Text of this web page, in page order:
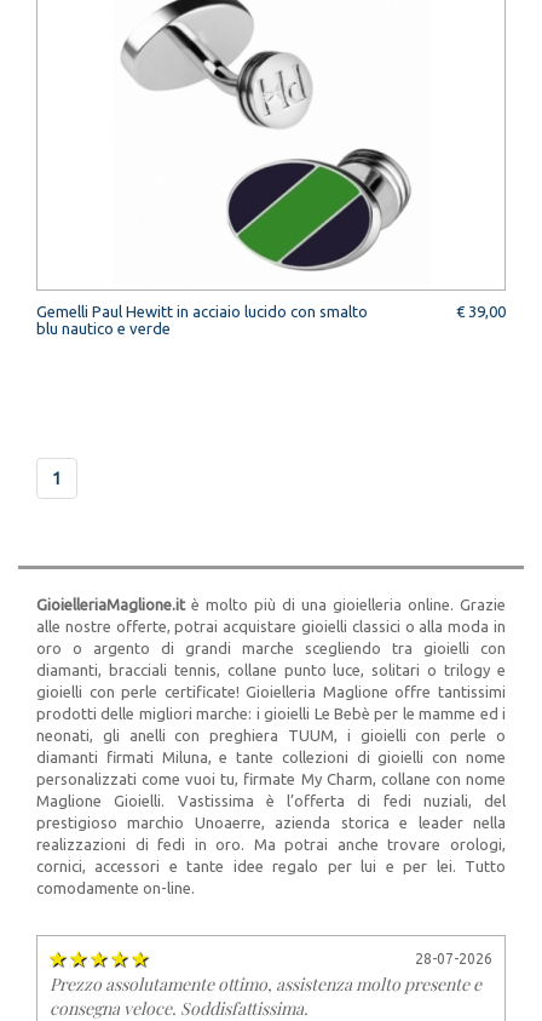
Gemelli Paul Hewitt in acciaio lucido con smalto
blu nautico e verde
€ 39,00
1
GioielleriaMaglione.itè molto più di una gioielleria online. Grazie
alle nostre offerte, potrai acquistare gioielli classici o alla moda in
oro o argento di grandi marche scegliendo tra gioielli con
diamanti, bracciali tennis, collane punto luce, solitari o trilogy e
gioielli con perle certificate! Gioielleria Maglione offre tantissimi
prodotti delle migliori marche: i gioielli Le Bebè per le mamme ed i
neonati, gli anelli con preghiera TUUM, i gioielli con perle o
diamanti firmati Miluna, e tante collezioni di gioielli con nome
personalizzati come vuoi tu, firmate My Charm, collane con nome
Maglione Gioielli. Vastissima è l’offerta di fedi nuziali, del
prestigioso marchio Unoaerre, azienda storica e leader nella
realizzazioni di fedi in oro. Ma potrai anche trovare orologi,
cornici, accessori e tante idee regalo per lui e per lei. Tutto
comodamente on-line.
28-07-2026
Prezzo assolutamente ottimo, assistenza molto presente e
consegna veloce. Soddisfattissima.